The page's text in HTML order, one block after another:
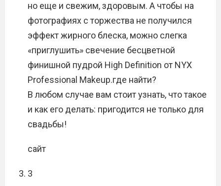
но еще и свежим, здоровым. А чтобы на
фотографиях с торжества не получился
эффект жирного блеска, можно слегка
«приглушить» свечение бесцветной
финишной пудрой High Definition от NYX
Professional Makeup.где найти?
В любом случае вам стоит узнать, что такое
и как его делать: пригодится не только для
свадьбы!
сайт
3